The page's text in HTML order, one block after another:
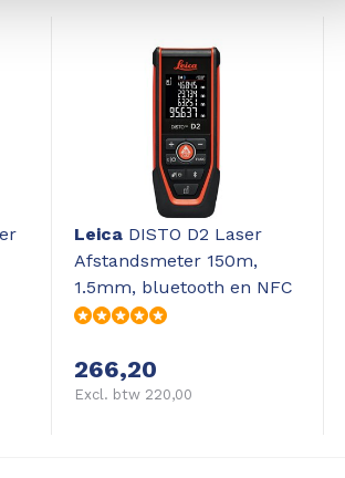
LeicaDISTO D2 Laser
Afstandsmeter 150m,
1.5mm, bluetooth en NFC
266,20
Excl. btw 220,00